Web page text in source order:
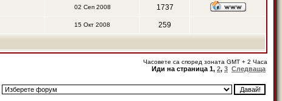
02 Сеп 2008 1737
15 Окт 2008 259
Часовете са според зоната GMT + 2 Часа
Иди на страница 1, 2, 3 Следваща